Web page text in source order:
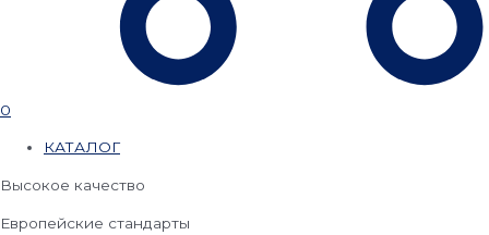
0
КАТАЛОГ
Высокое качество
Европейские стандарты